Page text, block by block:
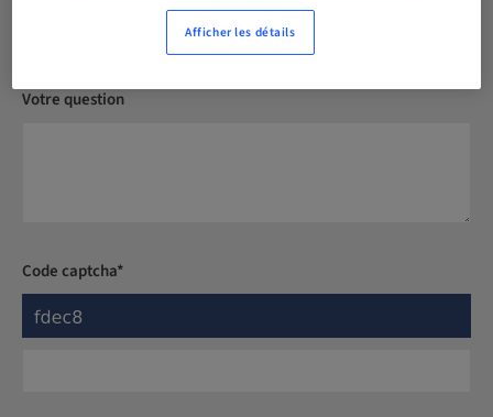
Votre question
Code captcha*
Afficher les détails